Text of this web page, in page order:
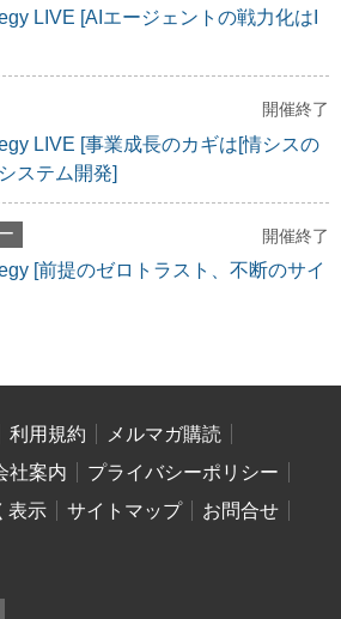
LIVE [AIエージェントの戦力化はI
開催終了
LIVE [事業成長のカギは[情シスの
ステム開発]
開催終了
[前提のゼロトラスト、不断のサイ
利用規約
メルマガ購読
社案内
プライバシーポリシー
表示
サイトマップ
お問合せ